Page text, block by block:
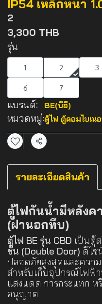
IP54 เหล็กหนา
2
3,300 THB
รุ่น
1 2 3
6
7
แบรนด์: BE(บีอี)
หมวดหมู่:ตู้ไฟ ตู้คอมไบเน
แชร์
รายละเอียดสินค้า
ตู้ไฟกันน้ำมีหลังค
(ฝานอกทึบ)
ตู้ไฟ BE รุ่น CBD เป็นตู้
ชั้น (Double Door) ดีไซ
ปลอดภัยสูงสุดและความ
สำหรับเก็บอุปกรณ์ไฟฟ้
แสงแดด การกระแทก ห
อนุญาต